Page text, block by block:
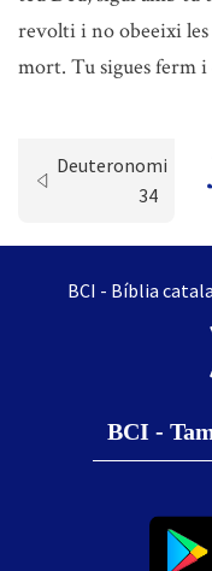
revolti i no obeeixi les
mort. Tu sigues ferm
Deuteronomi
34
BCI - Bíblia
BCI -